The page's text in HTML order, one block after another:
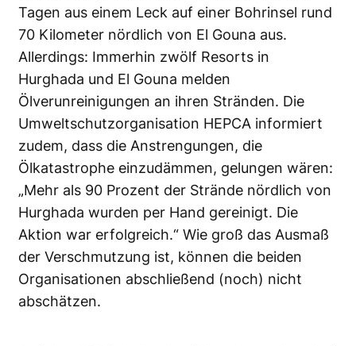
Tagen aus einem Leck auf einer Bohrinsel rund
70 Kilometer nördlich von El Gouna aus.
Allerdings: Immerhin zwölf Resorts in
Hurghada und El Gouna melden
Ölverunreinigungen an ihren Stränden. Die
Umweltschutzorganisation HEPCA informiert
zudem, dass die Anstrengungen, die
Ölkatastrophe einzudämmen, gelungen wären:
„Mehr als 90 Prozent der Strände nördlich von
Hurghada wurden per Hand gereinigt. Die
Aktion war erfolgreich.“ Wie groß das Ausmaß
der Verschmutzung ist, können die beiden
Organisationen abschließend (noch) nicht
abschätzen.